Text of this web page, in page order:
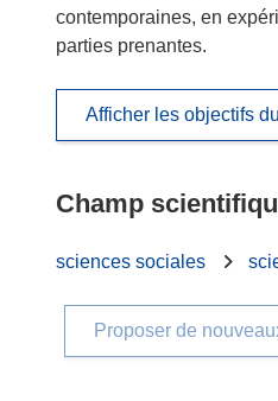
contemporaines, en
parties prenantes.
Afficher les objectifs
Champ
sciences sociales
Proposer de